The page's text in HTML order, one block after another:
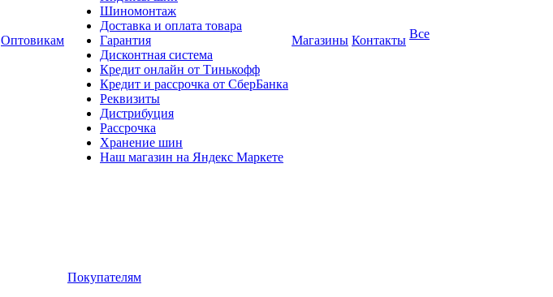
Оптовикам
Шиномонтаж
Доставка и оплата товара
Гарантия
Дисконтная система
Кредит онлайн от Тинькофф
Кредит и рассрочка от СберБанка
Реквизиты
Дистрибуция
Рассрочка
Хранение шин
Наш магазин на Яндекс Маркете
Магазины Контакты Все
Покупателям